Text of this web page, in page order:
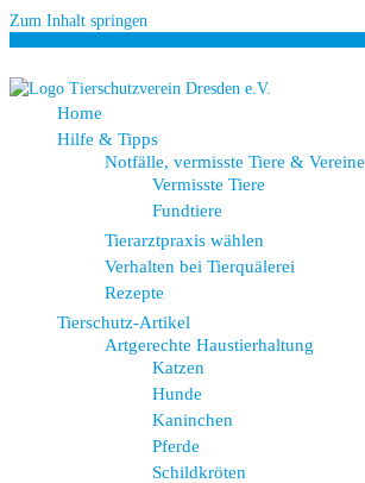
Zum Inhalt springen
Home
Hilfe & Tipps
Notfälle, vermisste Tiere & Vereine
Vermisste Tiere
Fundtiere
Tierarztpraxis wählen
Verhalten bei Tierquälerei
Rezepte
Tierschutz-Artikel
Artgerechte Haustierhaltung
Katzen
Hunde
Kaninchen
Pferde
Schildkröten